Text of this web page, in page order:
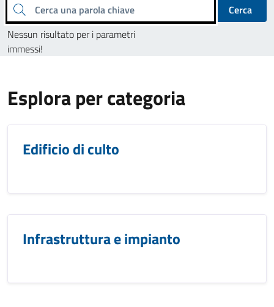
Cerca una parola chiave
Cerca
Nessun risultato per i parametri
immessi!
Esplora per categoria
Edificio di culto
Infrastruttura e impianto